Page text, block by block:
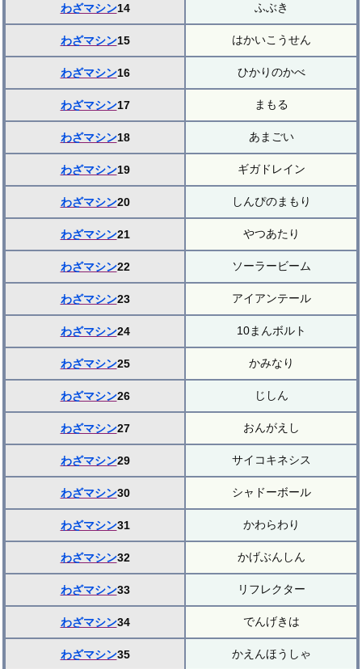
わざマシン14 ふぶき
わざマシン15 はかいこうせん
わざマシン16 ひかりのかべ
わざマシン17 まもる
わざマシン18 あまごい
わざマシン19 ギガドレイン
わざマシン20 しんぴのまもり
わざマシン21 やつあたり
わざマシン22 ソーラービーム
わざマシン23 アイアンテール
わざマシン24 10まんボルト
わざマシン25 かみなり
わざマシン26 じしん
わざマシン27 おんがえし
わざマシン29 サイコキネシス
わざマシン30 シャドーボール
わざマシン31 かわらわり
わざマシン32 かげぶんしん
わざマシン33 リフレクター
わざマシン34 でんげきは
わざマシン35 かえんほうしゃ